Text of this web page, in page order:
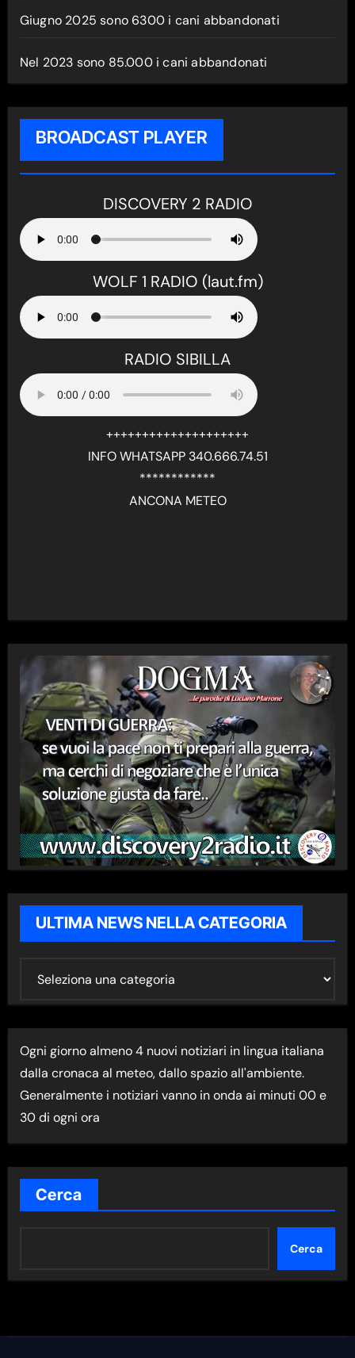
Giugno 2025 sono 6300 i cani abbandonati
Nel 2023 sono 85.000 i cani abbandonati
BROADCAST PLAYER
DISCOVERY 2 RADIO
WOLF 1 RADIO (laut.fm)
RADIO SIBILLA
++++++++++++++++++++
INFO WHATSAPP 340.666.74.51
************
ANCONA METEO
ULTIMA NEWS NELLA CATEGORIA
M
A
N
E
W
S
E
A
Ogni giorno almeno 4 nuovi notiziari in lingua italiana
dalla cronaca al meteo, dallo spazio all'ambiente.
Generalmente i notiziari vanno in onda ai minuti 00 e
30 di ogni ora
Cerca
Cerca